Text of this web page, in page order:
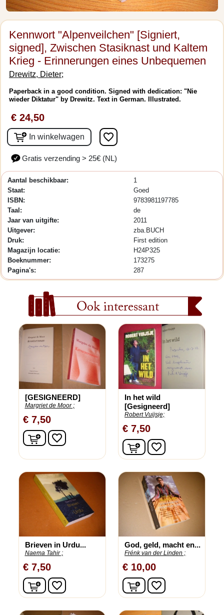
Kennwort "Alpenveilchen" [Signiert,
signed], Zwischen Stasiknast und Kaltem
Krieg - Erinnerungen eines Unbequemen
Drewitz, Dieter;
Paperback in a good condition. Signed with dedication: "Nie
wieder Diktatur" by Drewitz. Text in German. Illustrated.
€ 24,50
In winkelwagen favorite_border
Gratis verzending > 25€ (NL)
Aantal beschikbaar:
1
Staat:
Goed
ISBN:
9783981197785
Taal:
de
Jaar van uitgifte:
2011
Uitgever:
zba.BUCH
Druk:
First edition
Magazijn locatie:
H24P325
Boeknummer:
173275
Pagina's:
287
Ook interessant
[GESIGNEERD]
Margriet de Moor ;
€ 7,50
In winkelwagen
favorite_border
In het wild
[Gesigneerd]
Robert Vuijsje;
€ 7,50
In winkelwagen
favorite_border
Brieven in Urdu...
Naema Tahir ;
€ 7,50
In winkelwagen
favorite_border
God, geld, macht en...
Frénk van der Linden ;
€ 10,00
In winkelwagen
favorite_border